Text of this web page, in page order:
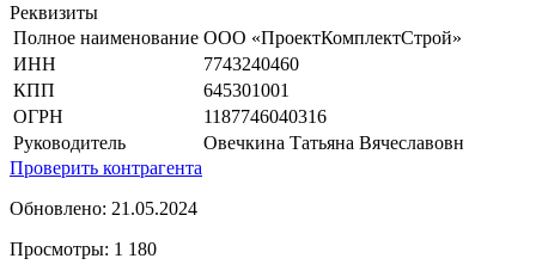
Реквизиты
Полное наименование ООО «ПроектКомплектСтрой»
ИНН
7743240460
КПП
645301001
ОГРН
1187746040316
Руководитель
Овечкина Татьяна Вячеславовн
Проверить контрагента
Обновлено: 21.05.2024
Просмотры: 1 180